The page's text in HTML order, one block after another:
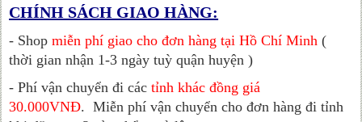
CHÍNH SÁCH GIAO HÀNG:
- Shopmiễn phí giao cho đơn hàng tại Hồ Chí Minh (
thời gian nhận 1-3 ngày tuỳ quận huyện )
- Phí vận chuyển đi cáctỉnh khác đồng giá
30.000VNĐ. Miễn phí vận chuyển cho đơn hàng đi tỉnh